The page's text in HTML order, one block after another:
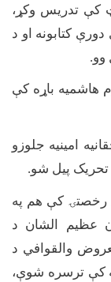
کې تدریس وکړ،
کتابونه او د
وو.
هاشمیه باړه کې
امینیه جلوزو
تحریک پیل شو.
رخصتۍ کې هم په
عظیم الشان د
والقوافي د
کې ترسره شوې،